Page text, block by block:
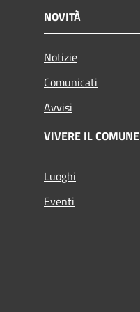
NOVITÀ
Notizie
Comunicati
Avvisi
VIVERE IL COMUNE
Luoghi
Eventi